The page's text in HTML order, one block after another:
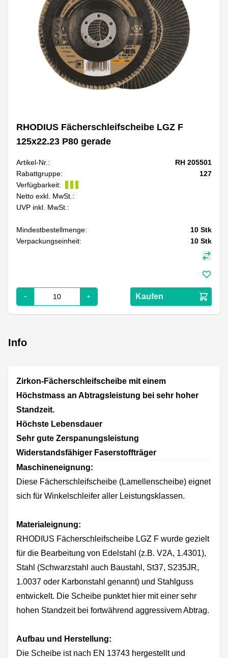
RHODIUS Fächerschleifscheibe LGZ F
125x22.23 P80 gerade
Artikel-Nr.:
RH 205501
Rabattgruppe:
127
Verfügbarkeit:
Netto exkl. MwSt.:
UVP inkl. MwSt.:
Mindestbestellmenge: 10 Stk
Verpackungseinheit:
10 Stk
Kaufen
Info
Zirkon-Fächerschleifscheibe mit einem
Höchstmass an Abtragsleistung bei sehr hoher
Standzeit.
Höchste Lebensdauer
Sehr gute Zerspanungsleistung
Widerstandsfähiger Faserstoffträger
Maschineneignung:
Diese Fächerschleifscheibe (Lamellenscheibe) eignet
sich für Winkelschleifer aller Leistungsklassen.
Materialeignung:
RHODIUS Fächerschleifscheibe LGZ F wurde gezielt
für die Bearbeitung von Edelstahl (z.B. V2A, 1.4301),
Stahl (Schwarzstahl auch Baustahl, St37, S235JR,
1.0037 oder Karbonstahl genannt) und Stahlguss
entwickelt. Die Scheibe punktet hier mit einer sehr
hohen Standzeit bei fortwährend aggressivem Abtrag.
Aufbau und Herstellung:
Die Scheibe ist nach EN 13743 hergestellt und